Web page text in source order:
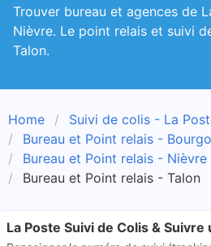
Trouver bureau et agences de
Nièvre. Le point relais et suivi
Talon.
Home Suivi de colis - La
Bureau et Point relais -
Bureau et Point relais - Nièvre
Bureau et Point relais - Talon
La Poste Suivi de Colis & Suivre